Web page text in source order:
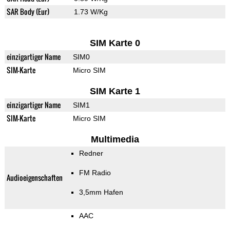
SAR Body (Eur) 1.73 W/Kg
SIM Karte 0
einzigartiger Name SIM0
SIM-Karte Micro SIM
SIM Karte 1
einzigartiger Name SIM1
SIM-Karte Micro SIM
Multimedia
Audioeigenschaften
Redner
FM Radio
3,5mm Hafen
AAC